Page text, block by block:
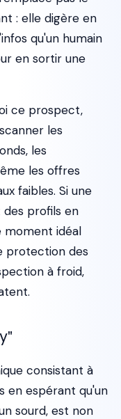
: elle digère en
qu'un humain
en sortir une
ce prospect,
les
les
les offres
faibles. Si une
profils en
idéal
protection des
à froid,
consistant à
en espérant qu'un
sourd, est non